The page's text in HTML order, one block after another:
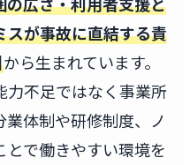
スが事故に直結する責
から生まれています。
不足ではなく事業所
体制や研修制度、ノ
で働きやすい環境を